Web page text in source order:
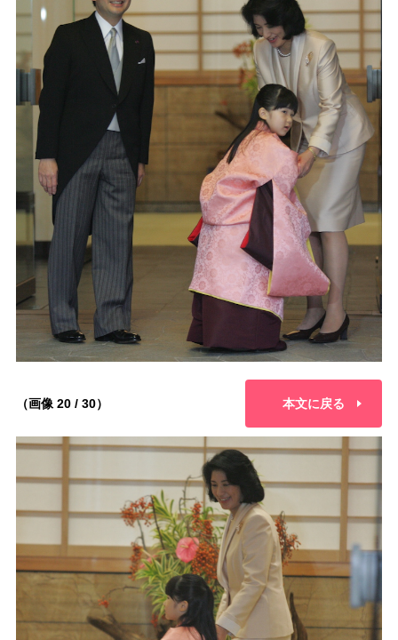
（画像 20 / 30） 本文に戻る